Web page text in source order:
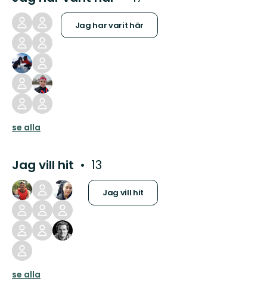
Jag har varit här
se alla
Jag vill hit 13
Jag vill hit
se alla